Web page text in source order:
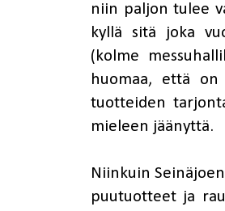
niin paljon tulee
kyllä sitä joka
(kolme
huomaa, että
tuotteiden
mieleen jäänyttä.
Niinkuin
puutuotteet ja